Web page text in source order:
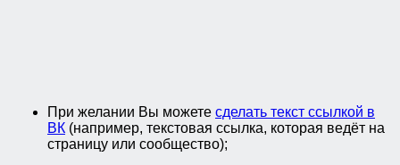
При желании Вы можете сделать текст ссылкой в
ВК (например, текстовая ссылка, которая ведёт на
страницу или сообщество);